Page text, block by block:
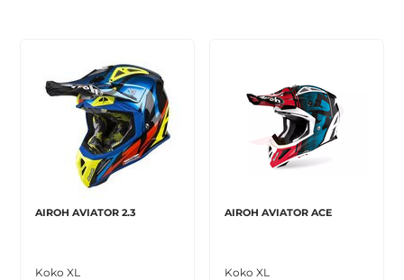
AIROH AVIATOR 2.3
Koko XL
AIROH AVIATOR ACE
Koko XL